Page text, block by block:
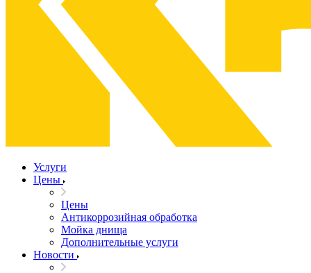
Услуги
Цены
Цены
Антикоррозийная обработка
Мойка днища
Дополнительные услуги
Новости